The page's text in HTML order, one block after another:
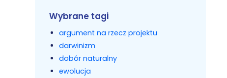
Wybrane tagi
argument na rzecz projektu
darwinizm
dobór naturalny
ewolucja